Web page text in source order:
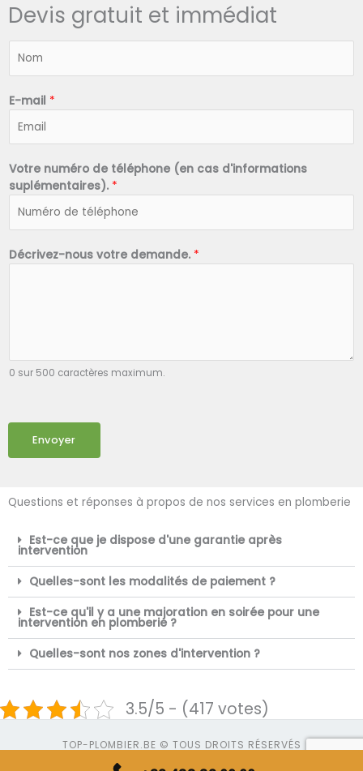
Devis gratuit et immédiat
*
E-mail *
Votre numéro de téléphone (en cas d'informations
suplémentaires). *
Décrivez-nous votre demande. *
0 sur 500 caractères maximum.
Envoyer
Questions et réponses à propos de nos services en plomberie
Est-ce que je dispose d'une garantie après
intervention
Quelles-sont les modalités de paiement ?
Est-ce qu'il y a une majoration en soirée pour une
intervention en plomberie ?
Quelles-sont nos zones d'intervention ?
3.5/5 - (417 votes)
TOP-PLOMBIER.BE © TOUS DROITS RÉSERVÉS